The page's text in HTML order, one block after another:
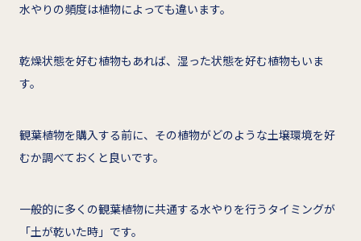
水やりの頻度は植物によっても違います。
乾燥状態を好む植物もあれば、湿った状態を好む植物もいま
す。
観葉植物を購入する前に、その植物がどのような土壌環境を好
むか調べておくと良いです。
一般的に多くの観葉植物に共通する水やりを行うタイミングが
「土が乾いた時」です。